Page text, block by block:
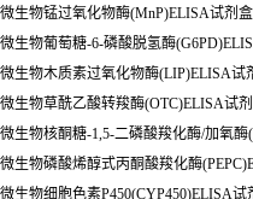
微生物锰过氧化物酶(MnP)ELISA试剂盒
微生物葡萄糖-6-磷酸脱氢酶
微生物木质素过氧化物酶(LIP)ELISA试
微生物草酰乙酸转羧酶(OTC)ELISA试
微生物核酮糖-1,5-二磷酸羧化酶/加氧酶
微生物磷酸烯醇式丙酮酸羧化酶
微生物细胞色素P450(CYP450)ELISA试